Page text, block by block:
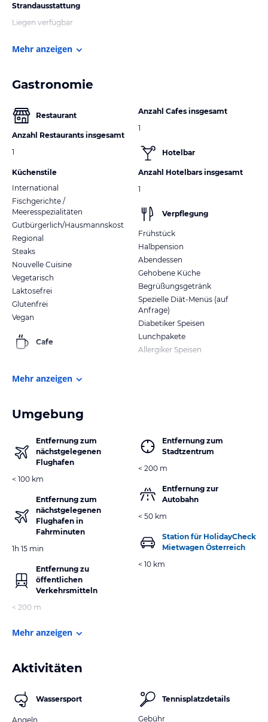
Strandausstattung
Liegen verfügbar
Mehr anzeigen
Gastronomie
Restaurant
Anzahl Restaurants insgesamt
1
Küchenstile
International
Fischgerichte /
Meeresspezialitäten
Gutbürgerlich/Hausmannskost
Regional
Steaks
Nouvelle Cuisine
Vegetarisch
Laktosefrei
Glutenfrei
Vegan
Cafe
Anzahl Cafes insgesamt
1
Hotelbar
Anzahl Hotelbars insgesamt
1
Verpflegung
Frühstück
Halbpension
Abendessen
Gehobene Küche
Begrüßungsgetränk
Spezielle Diät-Menüs (auf
Anfrage)
Diabetiker Speisen
Lunchpakete
Allergiker Speisen
Mehr anzeigen
Umgebung
Entfernung zum
nächstgelegenen
Flughafen
< 100 km
Entfernung zum
nächstgelegenen
Flughafen in
Fahrminuten
1h 15 min
Entfernung zu
öffentlichen
Verkehrsmitteln
< 200 m
Entfernung zum
Stadtzentrum
< 200 m
Entfernung zur
Autobahn
< 50 km
Station für HolidayCheck
Mietwagen Österreich
< 10 km
Mehr anzeigen
Aktivitäten
Wassersport
Angeln
Tennisplatzdetails
Gebühr